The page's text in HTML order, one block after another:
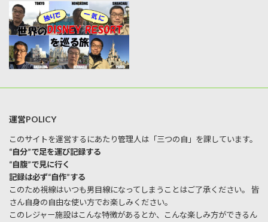
運営POLICY
このサイトを運営するにあたり管理人は「三つの自」を課しています。
“自分”で足を運び記録する
“自腹”で見に行く
記録は必ず“自作”する
このため視線はいつも男目線になってしまうことはご了承ください。 皆
さん自身の自由な使い方でお楽しみください。
このレジャー施設はこんな特徴があるとか、こんな楽しみ方ができるん